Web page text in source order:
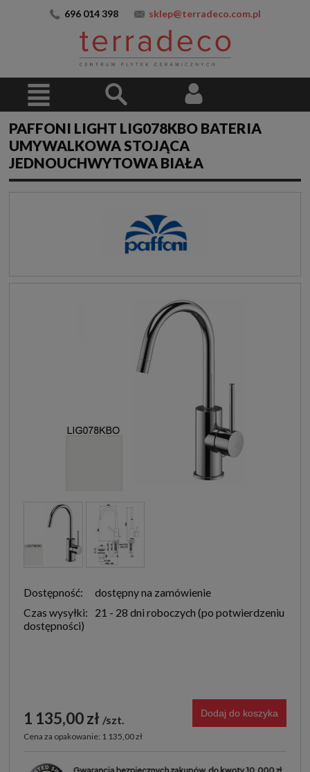
696 014 398 sklep@terradeco.com.pl
PAFFONI LIGHT LIG078KBO BATERIA
UMYWALKOWA STOJĄCA
JEDNOUCHWYTOWA BIAŁA
Dostępność:
dostępny na zamówienie
Czas wysyłki:
21 - 28 dni roboczych
1 135,00 zł szt.
Cena za opakowanie: 1 135,00 zł
Dodaj do koszyka